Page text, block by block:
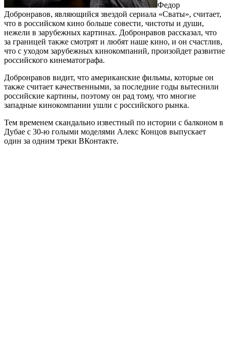
Федор
Добронравов, являющийся звездой сериала «Сваты», считает,
что в российском кино больше совести, чистоты и души,
нежели в зарубежных картинах. Добронравов рассказал, что
за границей также смотрят и любят наше кино, и он счастлив,
что с уходом зарубежных кинокомпаний, произойдет развитие
российского кинематографа.
Добронравов видит, что американские фильмы, которые он
также считает качественными, за последние годы вытеснили
российские картины, поэтому он рад тому, что многие
западные кинокомпании ушли с российского рынка.
Тем временем скандально известный по истории с балконом в
Дубае с 30-ю голыми моделями Алекс Концов выпускает
один за одним треки ВКонтакте.